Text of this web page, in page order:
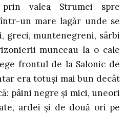
valea Strumei spre
un mare lagăr unde se
greci, muntenegreni, sârbi
munceau la o cale
frontul de la Salonic de
era totuşi mai bun decât
pâini negre şi mici, uneori
ardei şi de două ori pe